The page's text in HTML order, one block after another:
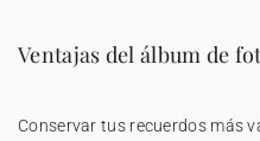
Ventajas del álbum de
Conservar tus recuerdos más